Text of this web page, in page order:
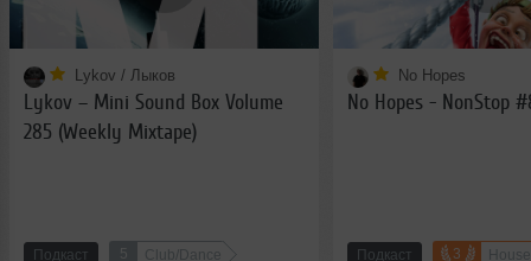
Lykov / Лыков
Lykov – Mini Sound Box Volume
285 (Weekly Mixtape)
Подкаст 5 Club/Dance
No Hopes
No Hopes - NonStop
Подкаст 3 House